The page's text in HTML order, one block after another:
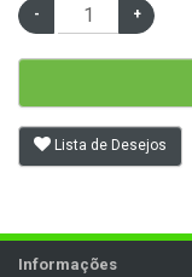
Lista de Desejos
Informações